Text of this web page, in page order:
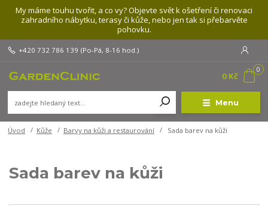
My máme touhu tvořit, a co vy? Objevte svět k ošetření či renovaci
zahradního nábytku, terasy či kůže, nebo jen tak si přebarvěte
pohovku.
Menu
+420 732 786 139 (Po-Pá, 8-16 hod.)
0
0 Kč
Úvod Kůže Barvy na kůži a restaurování Sada barev na kůži
Sada barev na kůži